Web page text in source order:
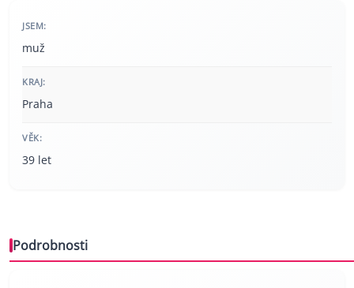
JSEM:
muž
KRAJ:
Praha
VĚK:
39 let
Podrobnosti